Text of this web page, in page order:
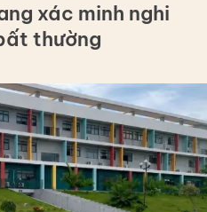
xác minh nghi
thường